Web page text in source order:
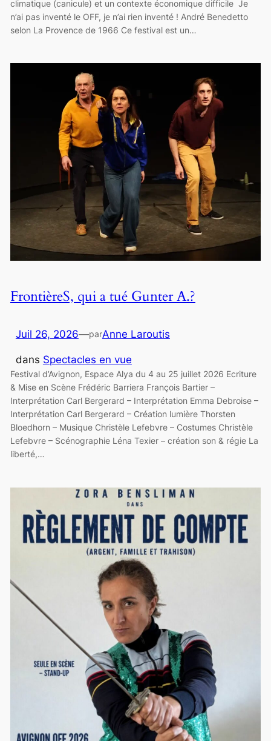
climatique (canicule) et un contexte économique difficile Je
n’ai pas inventé le OFF, je n’ai rien inventé ! André Benedetto
selon La Provence de 1966 Ce festival est un…
FrontièreS, qui a tué Gunter A.?
Juil 26, 2026—parAnne Laroutis
dans Spectacles en vue
Festival d’Avignon, Espace Alya du 4 au 25 juillet 2026 Ecriture
& Mise en Scène Frédéric Barriera François Bartier –
Interprétation Carl Bergerard – Interprétation Emma Debroise –
Interprétation Carl Bergerard – Création lumière Thorsten
Bloedhorn – Musique Christèle Lefebvre – Costumes Christèle
Lefebvre – Scénographie Léna Texier – création son & régie La
liberté,…